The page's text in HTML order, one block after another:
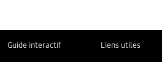
Guide interactif Liens utiles